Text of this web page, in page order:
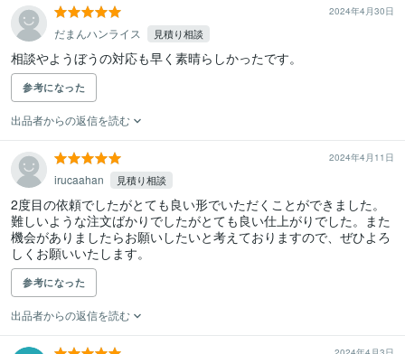
2024年4月30日
だまんハンライス 見積り相談
相談やようぼうの対応も早く素晴らしかったです。
参考になった
出品者からの返信を読む
2024年4月11日
irucaahan 見積り相談
2度目の依頼でしたがとても良い形でいただくことができました。
難しいような注文ばかりでしたがとても良い仕上がりでした。また
機会がありましたらお願いしたいと考えておりますので、ぜひよろ
しくお願いいたします。
参考になった
出品者からの返信を読む